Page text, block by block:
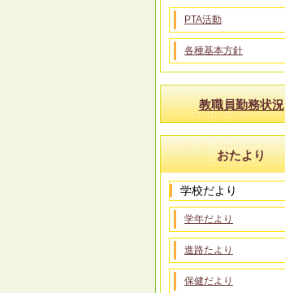
PTA活動
各種基本方針
教職員勤務状況
おたより
学校だより
学年だより
進路たより
保健だより